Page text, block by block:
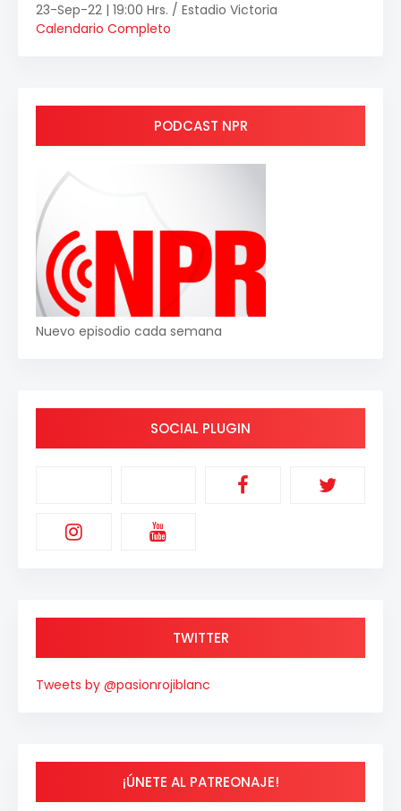
23-Sep-22 | 19:00 Hrs. / Estadio Victoria
Calendario Completo
PODCAST NPR
Nuevo episodio cada semana
SOCIAL PLUGIN
TWITTER
Tweets by @pasionrojiblanc
¡ÚNETE AL PATREONAJE!